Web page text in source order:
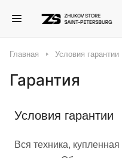
Главная Условия гарантии
Гарантия
Условия гарантии
Вся техника,